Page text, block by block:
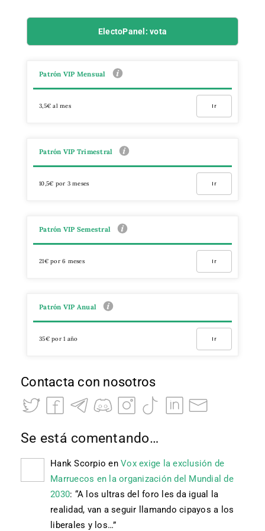
ElectoPanel: vota
Patrón VIP Mensual
3,5€ al mes Ir
Patrón VIP Trimestral
10,5€ por 3 meses Ir
Patrón VIP Semestral
21€ por 6 meses Ir
Patrón VIP Anual
35€ por 1 año Ir
Contacta con nosotros
Se está comentando…
Hank Scorpio en Vox exige la exclusión de
Marruecos en la organización del Mundial de
2030: “A los ultras del foro les da igual la
realidad, van a seguir llamando cipayos a los
liberales y los…”